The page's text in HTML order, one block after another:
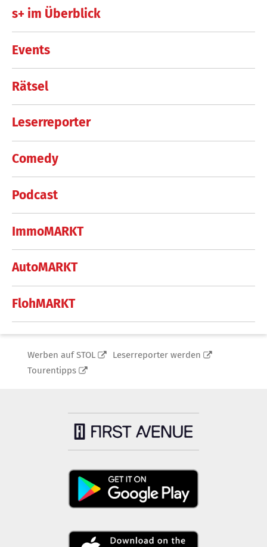
s+ im Überblick
Events
Rätsel
Leserreporter
Comedy
Podcast
ImmoMARKT
AutoMARKT
FlohMARKT
Werben auf STOL
Leserreporter werden
Tourentipps